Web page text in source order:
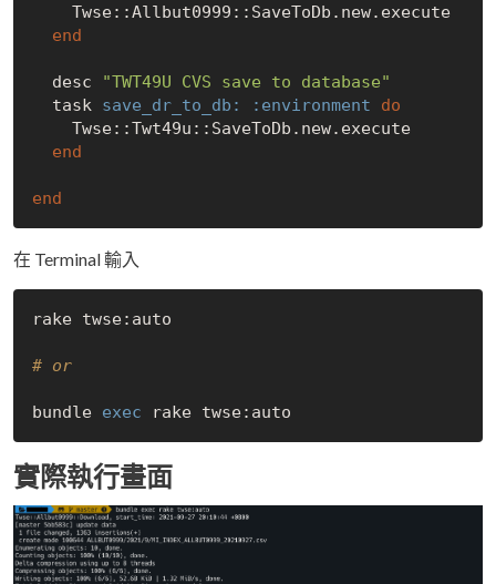
end
  desc
"TWT49U CVS save to database"
  task
save_dr_to_db: :environment
do
end
end
在 Terminal 輸入
rake twse:auto
# or
bundle exec
實際執行畫面